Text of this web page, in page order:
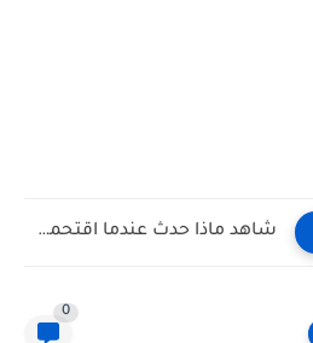
شاهد كيف يتغلب النمس على الكوبرا في مواجهة تعتمد على...
0